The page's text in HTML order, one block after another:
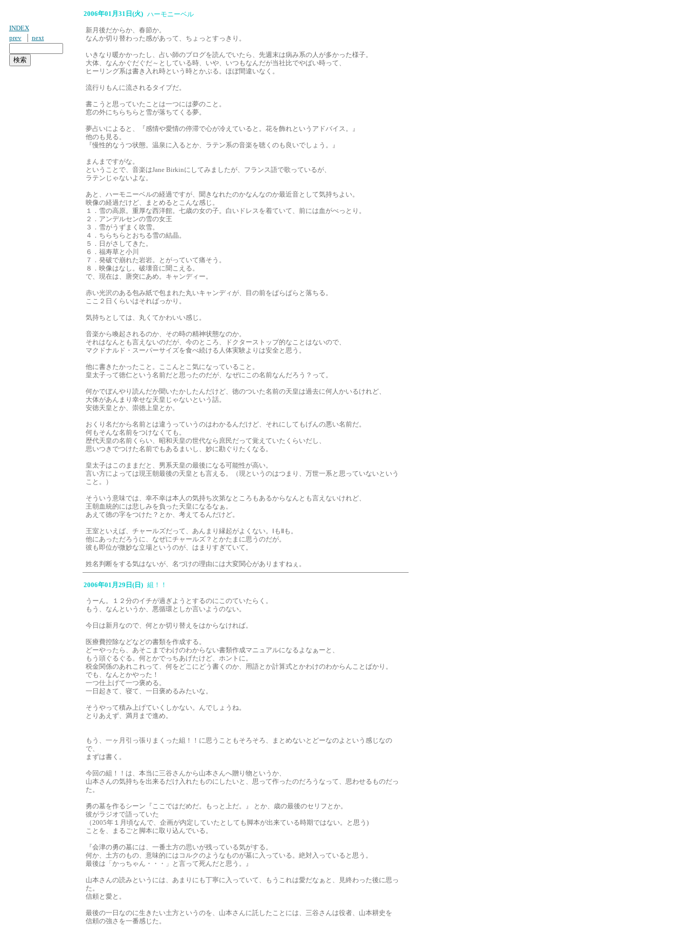
INDEX
prev｜ next
2006年01月31日(火) ハーモニーベル
新月後だからか、春節か。
なんか切り替わった感があって、ちょっとすっきり。
いきなり暖かかったし、占い師のブログを読んでいたら、先週末は病み系の人が多かった様子。
大体、なんかぐだぐだ～としている時、いや、いつもなんだが当社比でやばい時って、
ヒーリング系は書き入れ時という時とかぶる。ほぼ間違いなく。
流行りもんに流されるタイプだ。
書こうと思っていたことは一つには夢のこと。
窓の外にちらちらと雪が落ちてくる夢。
夢占いによると、『感情や愛情の停滞で心が冷えていると。花を飾れというアドバイス。』
他のも見る。
『慢性的なうつ状態。温泉に入るとか、ラテン系の音楽を聴くのも良いでしょう。』
まんまですがな。
ということで、音楽はJane Birkinにしてみましたが、フランス語で歌っているが、
ラテンじゃないよな。
あと、ハーモニーベルの経過ですが、聞きなれたのかなんなのか最近音として気持ちよい。
映像の経過だけど、まとめるとこんな感じ。
１．雪の高原。重厚な西洋館。七歳の女の子。白いドレスを着ていて、前には血がべっとり。
２．アンデルセンの雪の女王
３．雪がうずまく吹雪。
４．ちらちらとおちる雪の結晶。
５．日がさしてきた。
６．福寿草と小川
７．発破で崩れた岩岩。とがっていて痛そう。
８．映像はなし。破壊音に聞こえる。
で、現在は、唐突にあめ。キャンディー。
赤い光沢のある包み紙で包まれた丸いキャンディが、目の前をぱらぱらと落ちる。
ここ２日くらいはそればっかり。
気持ちとしては、丸くてかわいい感じ。
音楽から喚起されるのか、その時の精神状態なのか。
それはなんとも言えないのだが、今のところ、ドクターストップ的なことはないので、
マクドナルド・スーパーサイズを食べ続ける人体実験よりは安全と思う。
他に書きたかったこと。ここんとこ気になっていること。
皇太子って徳仁という名前だと思ったのだが、なぜにこの名前なんだろう？って。
何かでぼんやり読んだか聞いたかしたんだけど、徳のついた名前の天皇は過去に何人かいるけれど、
大体があんまり幸せな天皇じゃないという話。
安徳天皇とか、崇徳上皇とか。
おくり名だから名前とは違うっていうのはわかるんだけど、それにしてもげんの悪い名前だ。
何もそんな名前をつけなくても。
歴代天皇の名前くらい、昭和天皇の世代なら庶民だって覚えていたくらいだし、
思いつきでつけた名前でもあるまいし、妙に勘ぐりたくなる。
皇太子はこのままだと、男系天皇の最後になる可能性が高い。
言い方によっては現王朝最後の天皇とも言える。（現というのはつまり、万世一系と思っていないという
こと。）
そういう意味では、幸不幸は本人の気持ち次第なところもあるからなんとも言えないけれど、
王朝血統的には悲しみを負った天皇になるなぁ。
あえて徳の字をつけた？とか、考えてるんだけど。
王室といえば、チャールズだって、あんまり縁起がよくない。ⅠもⅡも。
他にあっただろうに、なぜにチャールズ？とかたまに思うのだが。
彼も即位が微妙な立場というのが、はまりすぎていて。
姓名判断をする気はないが、名づけの理由には大変関心がありますねぇ。
2006年01月29日(日) 組！！
うーん。１２分のイチが過ぎようとするのにこのていたらく。
もう、なんというか、悪循環としか言いようのない。
今日は新月なので、何とか切り替えをはからなければ。
医療費控除などなどの書類を作成する。
どーやったら、あそこまでわけのわからない書類作成マニュアルになるよなぁーと、
もう頭ぐるぐる。何とかでっちあげたけど、ホントに。
税金関係のあれこれって、何をどこにどう書くのか、用語とか計算式とかわけのわからんことばかり。
でも、なんとかやった！
一つ仕上げて一つ褒める。
一日起きて、寝て、一日褒めるみたいな。
そうやって積み上げていくしかない。んでしょうね。
とりあえず、満月まで進め。
もう、一ヶ月引っ張りまくった組！！に思うこともそろそろ、まとめないとどーなのよという感じなの
で、
まずは書く。
今回の組！！は、本当に三谷さんから山本さんへ贈り物というか、
山本さんの気持ちを出来るだけ入れたものにしたいと、思って作ったのだろうなって、思わせるものだっ
た。
勇の墓を作るシーン『ここではだめだ。もっと上だ。』 とか、歳の最後のセリフとか。
彼がラジオで語っていた
（2005年１月頃なんで、企画が内定していたとしても脚本が出来ている時期ではない。と思う)
ことを、まるごと脚本に取り込んでいる。
『会津の勇の墓には、一番土方の思いが残っている気がする。
何か、土方のもの、意味的にはコルクのようなものが墓に入っている。絶対入っていると思う。
最後は「かっちゃん・・・」と言って死んだと思う。』
山本さんの読みというには、あまりにも丁寧に入っていて、もうこれは愛だなぁと、見終わった後に思っ
た。
信頼と愛と。
最後の一日なのに生きたい土方というのを、山本さんに託したことには、三谷さんは役者、山本耕史を
信頼の強さを一番感じた。